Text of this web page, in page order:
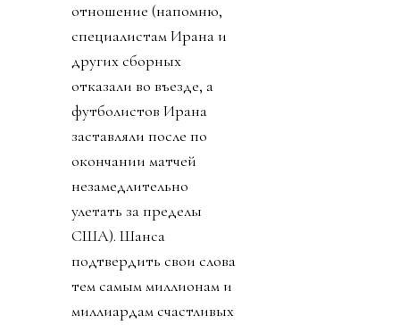
отношение (напомню,
специалистам Ирана и
других сборных
отказали во въезде, а
футболистов Ирана
заставляли после по
окончании матчей
незамедлительно
улетать за пределы
США). Шанса
подтвердить свои слова
тем самым миллионам и
миллиардам счастливых